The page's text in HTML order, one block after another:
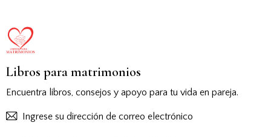
Libros para matrimonios
Encuentra libros, consejos y apoyo para tu vida en pareja.